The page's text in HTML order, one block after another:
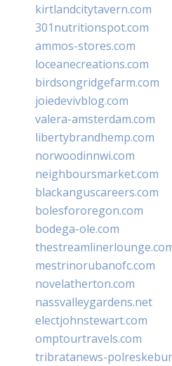
kirtlandcitytavern.com
301nutritionspot.com
ammos-stores.com
loceanecreations.com
birdsongridgefarm.com
joiedevivblog.com
valera-amsterdam.com
libertybrandhemp.com
norwoodinnwi.com
neighboursmarket.com
blackanguscareers.com
bolesfororegon.com
bodega-ole.com
mestrinorubanofc.com
novelatherton.com
nassvalleygardens.net
electjohnstewart.com
omptourtravels.com
tribratanews-